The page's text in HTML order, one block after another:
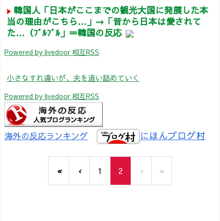
韓国人「日本がここまでの観光大国に発展した本
当の理由がこちら…」→「昔から日本は愛されて
た…（ﾌﾞﾙﾌﾞﾙ」＝韓国の反応
Powered by livedoor 相互RSS
小さなすれ違いが、夫を追い詰めていく
Powered by livedoor 相互RSS
海外の反応ランキング にほんブログ村
« ‹ 1 2 › »